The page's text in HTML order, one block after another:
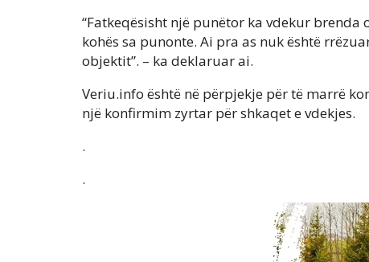
“Fatkeqësisht një punëtor ka vdekur
kohës sa punonte. Ai pra as nuk është
objektit”. – ka deklaruar ai.
Veriu.info është në përpjekje për të marrë
një konfirmim zyrtar për shkaqet e vdekjes.
.
.